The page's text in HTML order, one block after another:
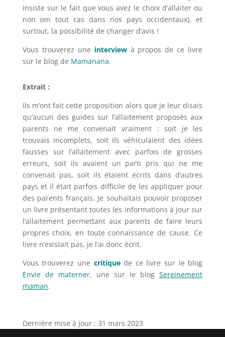
insiste sur le fait que vous avez le choix d’allaiter ou
non (en tout cas dans nos pays occidentaux), et
surtout, la possibilité de changer d’avis !
Vous trouverez une interviewà propos de ce livre
sur le blog de Mamanana.
Extrait :
Ils m’ont fait cette proposition alors que je leur disais
qu’aucun des guides sur l’allaitement proposés aux
parents ne me convenait vraiment : soit je les
trouvais incomplets, soit ils véhiculaient des idées
fausses sur l’allaitement avec parfois de grosses
erreurs, soit ils avaient un parti pris qui ne me
convenait pas, soit ils étaient écrits dans d’autres
pays et il était parfois difficile de les appliquer pour
des parents français. Je souhaitais pouvoir proposer
un livre présentant toutes les informations à jour sur
l’allaitement permettant aux parents de faire leurs
propres choix, en toute connaissance de cause. Ce
livre n’existait pas, je l’ai donc écrit.
Vous trouverez une critiquede ce livre sur le blog
Envie de materner, une sur le blogSereinement
maman.
Dernière mise à jour : 31 mars 2023